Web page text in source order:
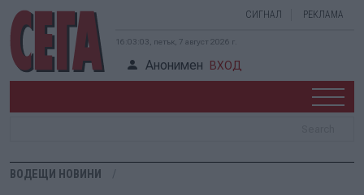
СИГНАЛ РЕКЛАМА
16:03:04, петък, 7 август 2026 г.
Анонимен ВХОД
ВОДЕЩИ НОВИНИ